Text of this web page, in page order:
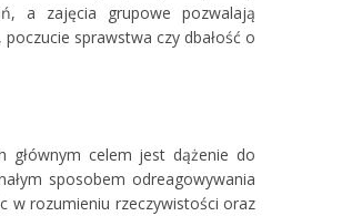
a zajęcia grupowe pozwalają
sprawstwa czy dbałość o
głównym celem jest dążenie do
sposobem odreagowywania
w rozumieniu rzeczywistości oraz